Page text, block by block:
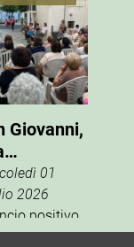
Giovanni,
che
01
2026
positivo,